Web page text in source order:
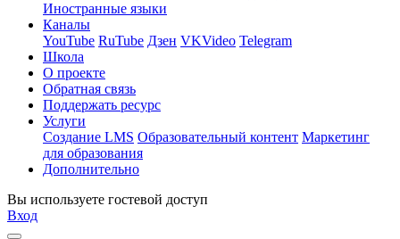
Иностранные языки
Каналы
YouTube RuTube Дзен VKVideo Telegram
Школа
О проекте
Обратная связь
Поддержать ресурс
Услуги
Создание LMS Образовательный контент Маркетинг
для образования
Дополнительно
Вы используете гостевой доступ
Вход